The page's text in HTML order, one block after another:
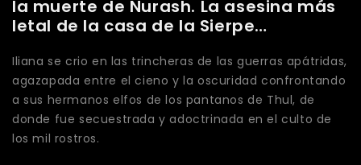
la muerte de Nurash. La asesina más
letal de la casa de la Sierpe…
Iliana se crio en las trincheras de las guerras apátridas,
agazapada entre el cieno y la oscuridad confrontando
a sus hermanos elfos de los pantanos de Thul, de
donde fue secuestrada y adoctrinada en el culto de
los mil rostros.